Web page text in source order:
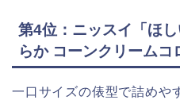
第4位：ニッスイ「ほ
らか コーンクリームコ
一口サイズの俵型で詰めや